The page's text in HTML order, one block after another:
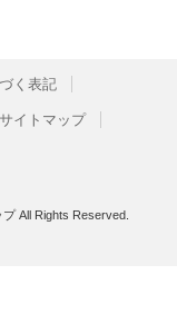
く表記
サイトマップ
All Rights Reserved.